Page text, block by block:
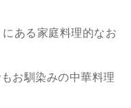
ある家庭料理的なお
お馴染みの中華料理